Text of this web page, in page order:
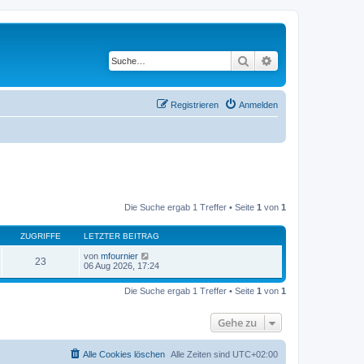
Suche
Anmelden
Registrieren
Die Suche ergab 1 Treffer • Seite 1 von 1
ZUGRIFFE LETZTER BEITRAG
23 von mfournier
06 Aug 2026, 17:24
Die Suche ergab 1 Treffer • Seite 1 von 1
Gehe zu
Alle Zeiten sind UTC+02:00
Alle Cookies löschen